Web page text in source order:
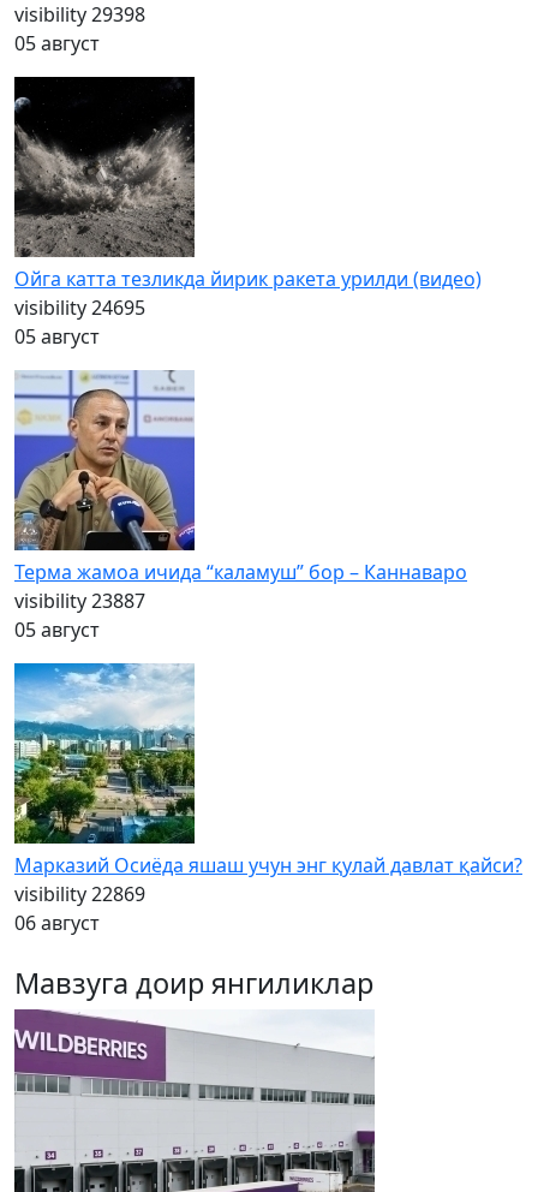
visibility29398
05 август
Ойга катта тезликда йирик ракета урилди (видео)
visibility24695
05 август
Терма жамоа ичида “каламуш” бор – Каннаваро
visibility23887
05 август
Марказий Осиёда яшаш учун энг қулай давлат қайси?
visibility22869
06 август
Мавзуга доир янгиликлар